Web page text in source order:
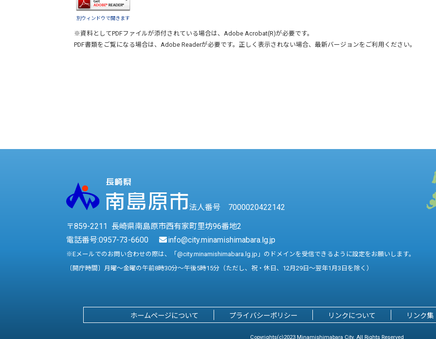
別ウィンドウで開きます
※資料としてPDFファイルが添付されている場合は、 Adobe Acrobat(R)が必要です。
PDF書類をご覧になる場合は、 Adobe Readerが必要です。正しく表示されない場合、最新バージョンをご利用ください。
法人番号 7000020422142
〒859-2211 長崎県南島原市西有家町里坊96番地2
電話番号:0957-73-6600 info@city.minamishimabara.lg.jp
※Eメールでのお問い合わせの際は、「@city.minamishimabara.lg.jp」のドメインを受信できるように設定をお願いします。
〔開庁時間〕月曜～金曜の午前8時30分～午後5時15分（ただし、祝・休日、12月29日～翌年1月3日を除く）
ホームページについて プライバシーポリシー リンクについて リンク集
Copyrights(c)2023 Minamishimabara City. All Rights Reserved